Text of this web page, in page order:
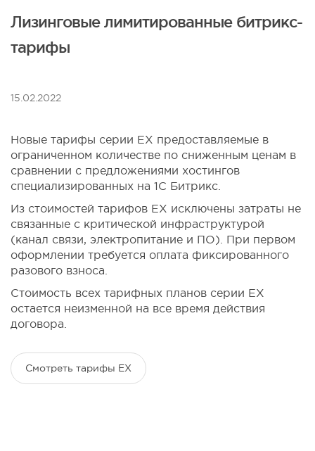
Лизинговые лимитированные битрикс-
тарифы
15.02.2022
Новые тарифы серии EX предоставляемые в
ограниченном количестве по сниженным ценам в
сравнении с предложениями хостингов
специализированных на 1С Битрикс.
Из стоимостей тарифов EX исключены затраты не
связанные с критической инфраструктурой
(канал связи, электропитание и ПО). При первом
оформлении требуется оплата фиксированного
разового взноса.
Стоимость всех тарифных планов серии EX
остается неизменной на все время действия
договора.
Смотреть тарифы EX